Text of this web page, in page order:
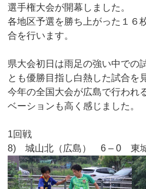
選手権大会が開幕しました。
各地区予選を勝ち上がった１６
合を行います。
県大会初日は雨足の強い中での
とも優勝目指し白熱した試合を
今年の全国大会が広島で行われ
ベーションも高く感じました。
1回戦
8) 城山北（広島） 6 – 0 東城